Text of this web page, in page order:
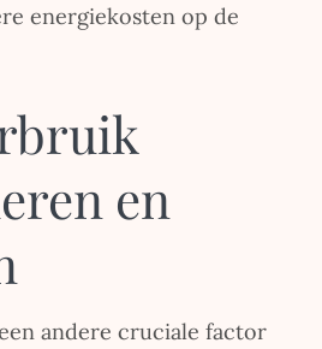
energiekosten op de
en
andere cruciale factor